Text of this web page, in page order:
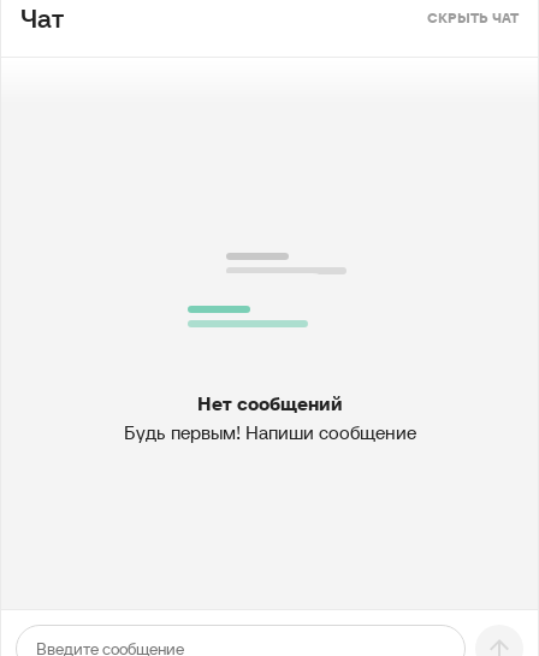
Чат СКРЫТЬ ЧАТ
Нет сообщений
Будь первым! Напиши сообщение